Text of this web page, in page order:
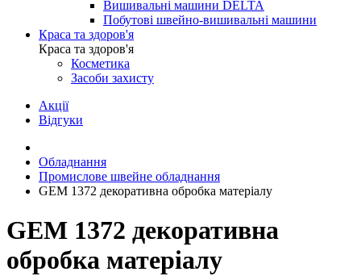
Вишивальні машини DELTA
Побутові швейно-вишивальні машини
Краса та здоров'я
Краса та здоров'я
Косметика
Засоби захисту
Акції
Відгуки
Обладнання
Промислове швейне обладнання
GEM 1372 декоративна обробка матеріалу
GEM 1372 декоративна
обробка матеріалу